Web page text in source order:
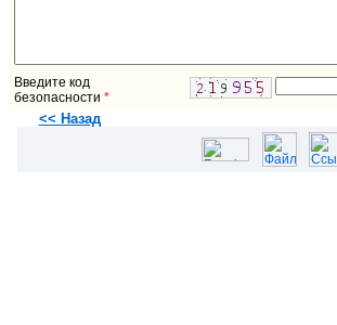
Введите код
безопасности *
<< Назад